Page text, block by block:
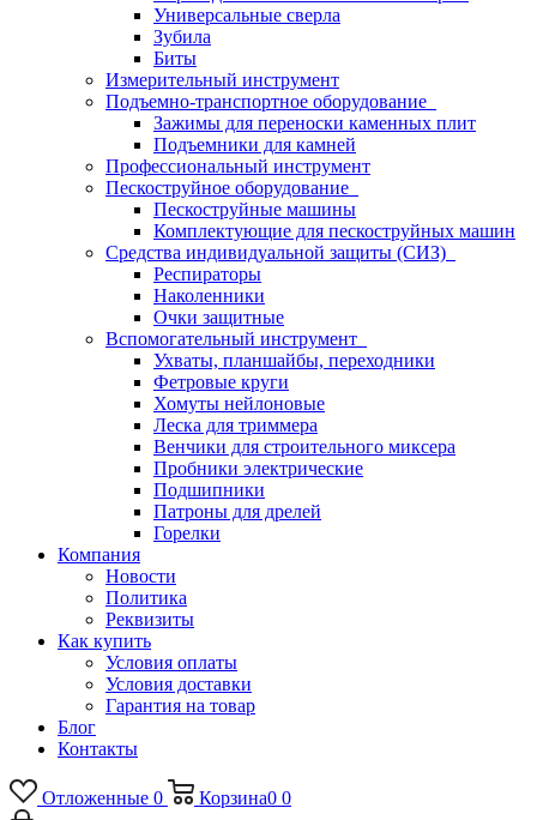
Универсальные сверла
Зубила
Биты
Измерительный инструмент
Подъемно-транспортное оборудование
Зажимы для переноски каменных плит
Подъемники для камней
Профессиональный инструмент
Пескоструйное оборудование
Пескоструйные машины
Комплектующие для пескоструйных машин
Средства индивидуальной защиты (СИЗ)
Респираторы
Наколенники
Очки защитные
Вспомогательный инструмент
Ухваты, планшайбы, переходники
Фетровые круги
Хомуты нейлоновые
Леска для триммера
Венчики для строительного миксера
Пробники электрические
Подшипники
Патроны для дрелей
Горелки
Компания
Новости
Политика
Реквизиты
Как купить
Условия оплаты
Условия доставки
Гарантия на товар
Блог
Контакты
Отложенные 0 Корзина0 0